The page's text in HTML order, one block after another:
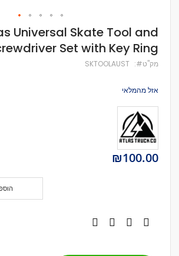
לדלג
להתחלה
של
גלריית
תמונות
Universal Skate Tool and
Set with Key Ring
מק''ט SKTOOLAUST
אזל מהמלאי
₪100.00